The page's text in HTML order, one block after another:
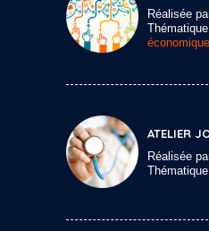
Réalisée
ATELIER
Réalisée